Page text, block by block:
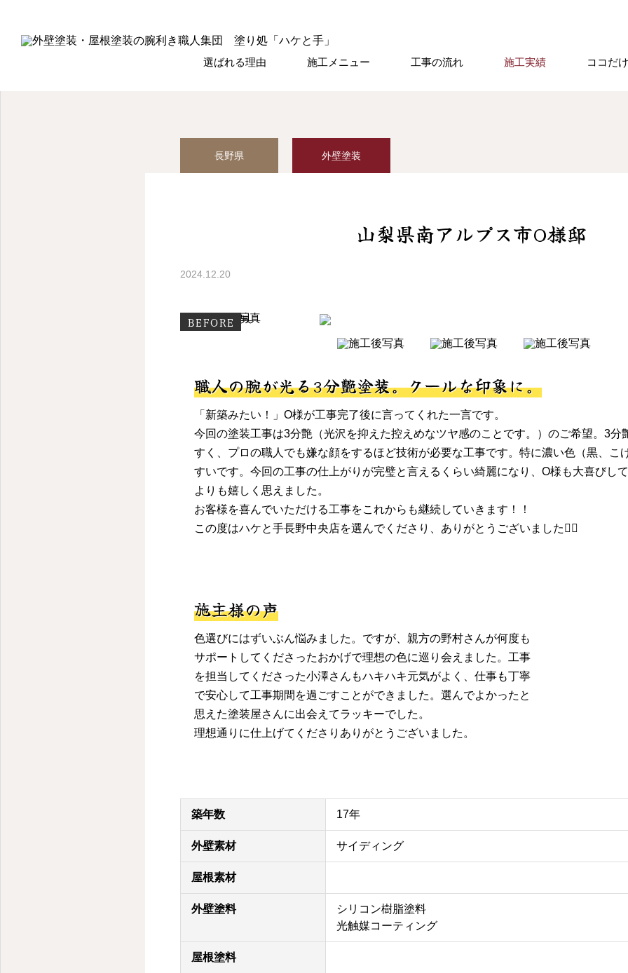
選ばれる理由 施工メニュー 工事の流れ 施工実績 ココだ
外壁塗装
長野県
山梨県南アルプス市O様邸
2024.12.20
BEFORE
職人の腕が光る3分艶塗装。クールな印象に。
「新築みたい！」O様が工事完了後に言ってくれた一言です。
今回の塗装工事は3分艶（光沢を抑えた控えめなツヤ感のことです。）のご希望。3分
すく、プロの職人でも嫌な顔をするほど技術が必要な工事です。特に濃い色（黒、こ
すいです。今回の工事の仕上がりが完璧と言えるくらい綺麗になり、O様も大喜びし
よりも嬉しく思えました。
お客様を喜んでいただける工事をこれからも継続していきます！！
この度はハケと手長野中央店を選んでくださり、ありがとうございました🙇‍♂️
施主様の声
色選びにはずいぶん悩みました。ですが、親方の野村さんが何度も
サポートしてくださったおかげで理想の色に巡り会えました。工事
を担当してくださった小澤さんもハキハキ元気がよく、仕事も丁寧
で安心して工事期間を過ごすことができました。選んでよかったと
思えた塗装屋さんに出会えてラッキーでした。
理想通りに仕上げてくださりありがとうございました。
築年数 17年
外壁素材 サイディング
屋根素材
外壁塗料
シリコン樹脂塗料
光触媒コーティング
屋根塗料